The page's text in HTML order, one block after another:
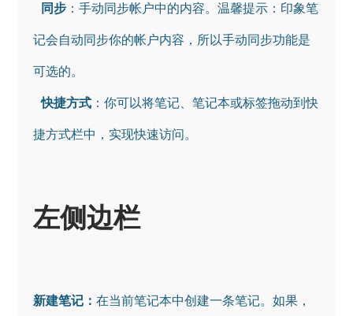
同步 ：手动同步帐户中的内容。温馨提示：印象笔
记会自动同步你的帐户内容，所以手动同步功能是
可选的。
快捷方式 ：你可以将笔记、笔记本或标签拖动到快
左侧边栏
新建笔记：在当前笔记本中创建一条笔记。如果，